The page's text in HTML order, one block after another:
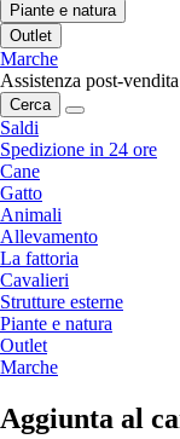
Piante e natura
Outlet
Marche
Assistenza post-
Cerca
Saldi
Spedizione in 24 ore
Cane
Gatto
Animali
Allevamento
La fattoria
Cavalieri
Strutture esterne
Piante e natura
Outlet
Marche
Aggiunta al